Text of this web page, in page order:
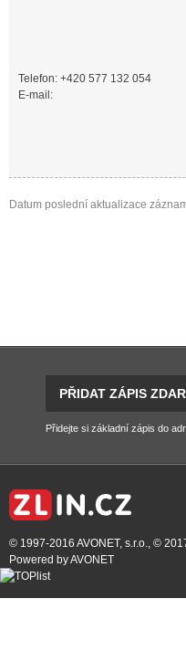
Telefon: +420 577 132 054
E-mail:
Datum poslední aktualizace
PŘIDAT ZÁPIS
Přidejte si základní zápis do
© 1997-2016 AVONET, s.r.o., ©
Powered byAVONET